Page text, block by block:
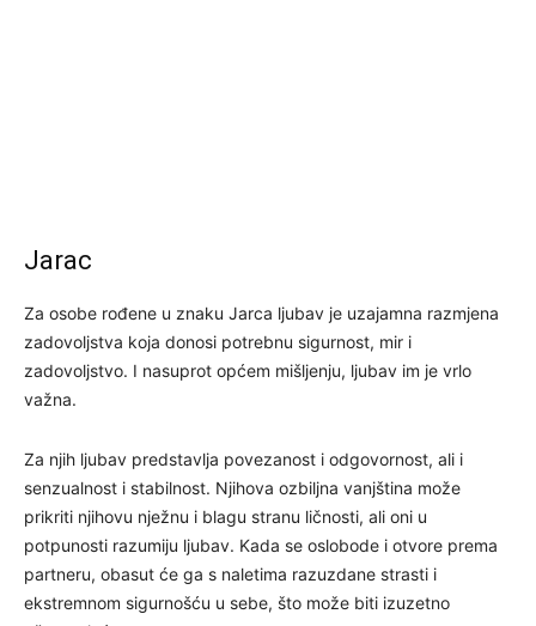
Jarac
Za osobe rođene u znaku Jarca ljubav je uzajamna razmjena
zadovoljstva koja donosi potrebnu sigurnost, mir i
zadovoljstvo. I nasuprot općem mišljenju, ljubav im je vrlo
važna.
Za njih ljubav predstavlja povezanost i odgovornost, ali i
senzualnost i stabilnost. Njihova ozbiljna vanjština može
prikriti njihovu nježnu i blagu stranu ličnosti, ali oni u
potpunosti razumiju ljubav. Kada se oslobode i otvore prema
partneru, obasut će ga s naletima razuzdane strasti i
ekstremnom sigurnošću u sebe, što može biti izuzetno